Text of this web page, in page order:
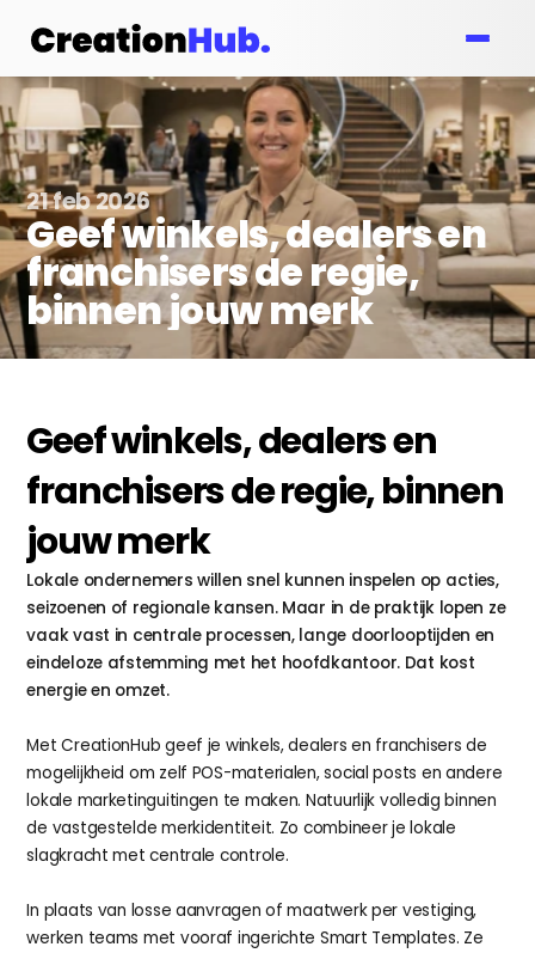
21 feb 2026
Geef winkels, dealers en
franchisers de regie,
binnen jouw merk
Geef winkels, dealers en
franchisers de regie, binnen
jouw merk
Lokale ondernemers willen snel kunnen inspelen op acties,
seizoenen of regionale kansen. Maar in de praktijk lopen ze
vaak vast in centrale processen, lange doorlooptijden en
eindeloze afstemming met het hoofdkantoor. Dat kost
energie en omzet.
Met CreationHub geef je winkels, dealers en franchisers de
mogelijkheid om zelf POS-materialen, social posts en andere
lokale marketinguitingen te maken. Natuurlijk volledig binnen
de vastgestelde merkidentiteit. Zo combineer je lokale
slagkracht met centrale controle.
In plaats van losse aanvragen of maatwerk per vestiging,
werken teams met vooraf ingerichte Smart Templates. Ze